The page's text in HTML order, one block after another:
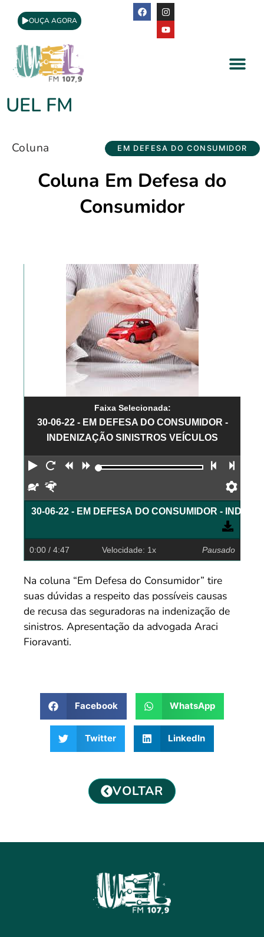
OUÇA AGORA
UEL FM
Coluna EM DEFESA DO CONSUMIDOR
Coluna Em Defesa do
Consumidor
Faixa Selecionada:
30-06-22 - EM DEFESA DO CONSUMIDOR -
INDENIZAÇÃO SINISTROS VEÍCULOS
Reproduzir
Reiniciar
Retroceder
Avançar Faixa
Devagar
30-06-22 - EM DEFESA DO CONSUMIDOR -
0:00 / 4:47 Velocidade: 1x Pausado
Na coluna “Em Defesa do Consumidor” tire
suas dúvidas a respeito das possíveis causas
de recusa das seguradoras na indenização de
sinistros. Apresentação da advogada Araci
Fioravanti.
Facebook WhatsApp
Twitter LinkedIn
VOLTAR